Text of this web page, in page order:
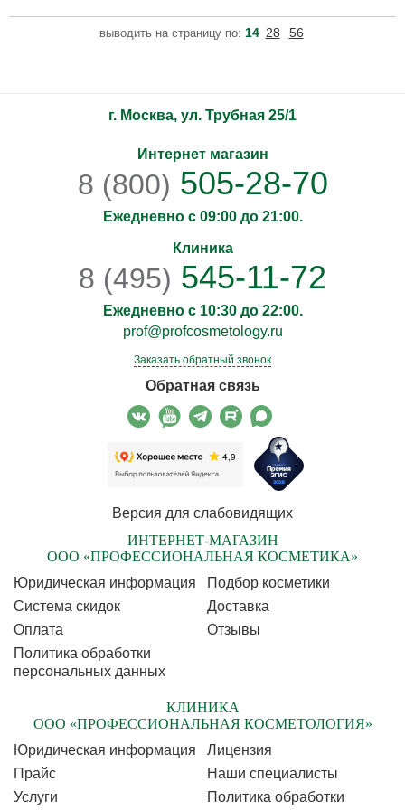
верхних слоях эпидермиса. Предотвращает образование
свободных радикалов. Рекомендован для всех типов кожи и
выводить на страницу по: 14 28 56
г. Москва, ул. Трубная 25/1
Интернет магазин
8 (800) 505-28-70
Ежедневно с 09:00 до 21:00.
Клиника
8 (495) 545-11-72
Ежедневно с 10:30 до 22:00.
prof@profcosmetology.ru
Заказать обратный звонок
Обратная связь
Версия для слабовидящих
ИНТЕРНЕТ-МАГАЗИН
ООО «ПРОФЕССИОНАЛЬНАЯ КОСМЕТИКА»
Юридическая информация
Подбор косметики
Cистема скидок
Доставка
Оплата
Отзывы
Политика обработки
персональных данных
КЛИНИКА
ООО «ПРОФЕССИОНАЛЬНАЯ КОСМЕТОЛОГИЯ»
Юридическая информация
Лицензия
Прайс
Наши специалисты
Услуги
Политика обработки